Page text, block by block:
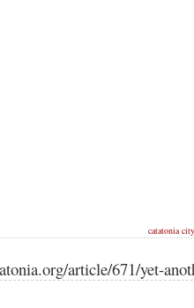
catatonia city
article/671/yet-